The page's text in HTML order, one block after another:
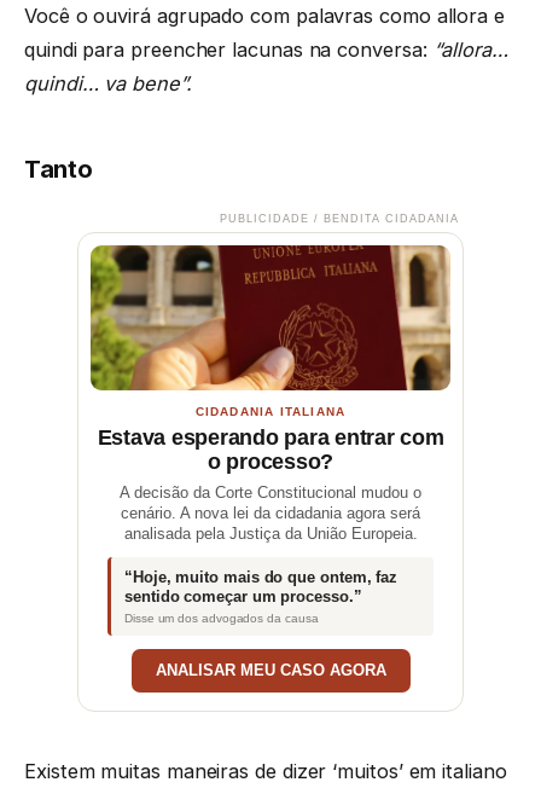
Você o ouvirá agrupado com palavras como allora e
quindi para preencher lacunas na conversa: “allora…
quindi… va bene”.
Tanto
PUBLICIDADE / BENDITA CIDADANIA
CIDADANIA ITALIANA
Estava esperando para entrar com
o processo?
A decisão da Corte Constitucional mudou o
cenário. A nova lei da cidadania agora será
analisada pela Justiça da União Europeia.
“Hoje, muito mais do que ontem, faz
sentido começar um processo.”
Disse um dos advogados da causa
ANALISAR MEU CASO AGORA
Existem muitas maneiras de dizer ‘muitos’ em italiano